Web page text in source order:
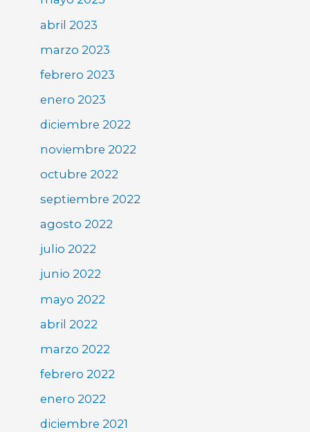
abril 2023
marzo 2023
febrero 2023
enero 2023
diciembre 2022
noviembre 2022
octubre 2022
septiembre 2022
agosto 2022
julio 2022
junio 2022
mayo 2022
abril 2022
marzo 2022
febrero 2022
enero 2022
diciembre 2021